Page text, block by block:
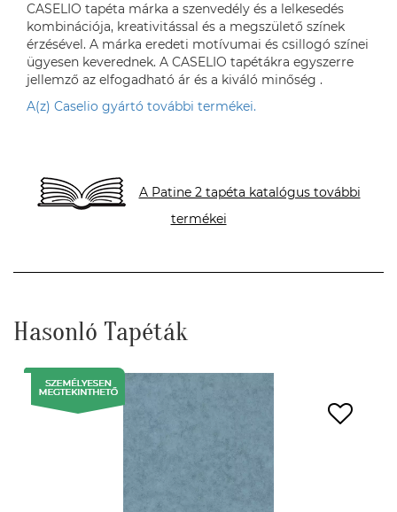
CASELIO tapéta márka a szenvedély és a lelkesedés
kombinációja, kreativitással és a megszülető színek
érzésével. A márka eredeti motívumai és csillogó színei
ügyesen keverednek. A CASELIO tapétákra egyszerre
jellemző az elfogadható ár és a kiváló minőség .
A(z) Caselio gyártó további termékei.
A Patine 2 tapéta katalógus további
termékei
Hasonló Tapéták